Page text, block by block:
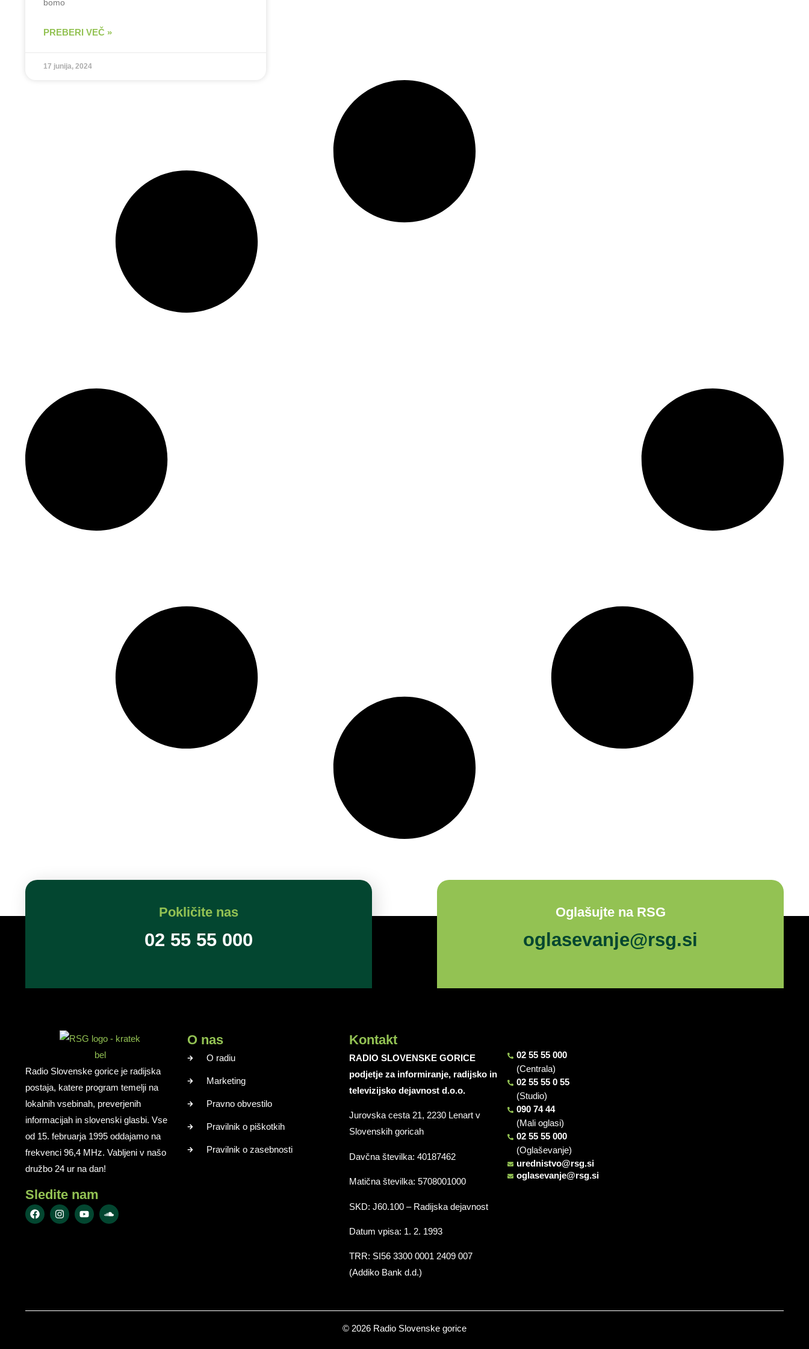
bomo
PREBERI VEČ »
17 junija, 2024
Pokličite nas
02 55 55 000
Oglašujte na RSG
oglasevanje@rsg.si
Radio Slovenske gorice je radijska
postaja, katere program temelji na
lokalnih vsebinah, preverjenih
informacijah in slovenski glasbi. Vse
od 15. februarja 1995 oddajamo na
frekvenci 96,4 MHz. Vabljeni v našo
družbo 24 ur na dan!
Sledite nam
O nas
O radiu
Marketing
Pravno obvestilo
Pravilnik o piškotkih
Pravilnik o zasebnosti
Kontakt
RADIO SLOVENSKE GORICE
podjetje za informiranje, radijsko in
televizijsko dejavnost d.o.o.
Jurovska cesta 21, 2230 Lenart v
Slovenskih goricah
Davčna številka: 40187462
Matična številka: 5708001000
SKD: J60.100 – Radijska dejavnost
Datum vpisa: 1. 2. 1993
TRR: SI56 3300 0001 2409 007
(Addiko Bank d.d.)
02 55 55 000
(Centrala)
02 55 55 0 55
(Studio)
090 74 44
(Mali oglasi)
02 55 55 000
(Oglaševanje)
urednistvo@rsg.si
oglasevanje@rsg.si
© 2026 Radio Slovenske gorice